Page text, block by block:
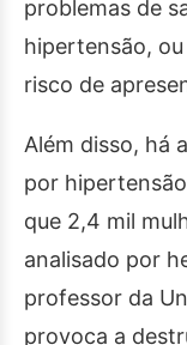
problemas de
hipertensão,
risco de
Além disso, há
por
que 2,4 mil
analisado por
professor da
provoca a